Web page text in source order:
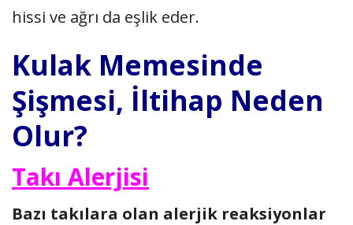
hissi ve ağrı da eşlik eder.
Kulak Memesinde
Şişmesi, İltihap Neden
Olur?
Takı Alerjisi
Bazı takılara olan alerjik reaksiyonlar